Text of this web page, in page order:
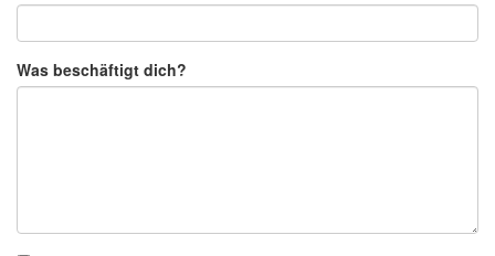
Was beschäftigt dich?